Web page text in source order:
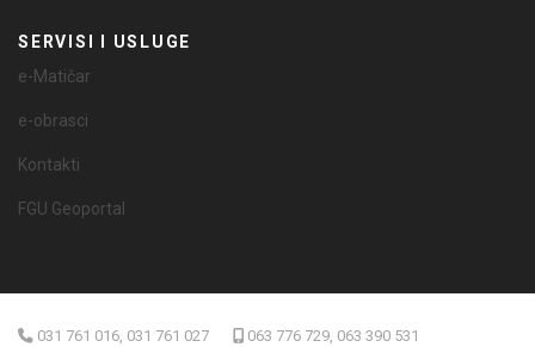
SERVISI I USLUGE
e-Matičar
e-obrasci
Kontakti
FGU Geoportal
031 761 016, 031 761 027
063 776 729, 063 390 531